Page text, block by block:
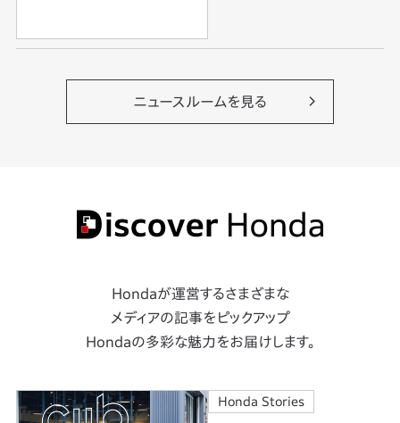
ニュースルームを見る
Hondaが運営するさまざまな
メディアの記事をピックアップ
Hondaの多彩な魅力をお届けします。
Honda Stories